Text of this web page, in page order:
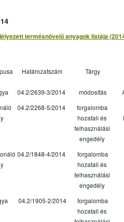
termésnövelő anyagok listája
Határozatszám Tárgy
04.2/2639-3/2014 módosítás
04.2/2268-5/2014
forgalomba
hozatali és
felhasználási
engedély
04.2/1848-4/2014
forgalomba
hozatali és
felhasználási
engedély
04.2/1905-2/2014
forgalomba
hozatali és